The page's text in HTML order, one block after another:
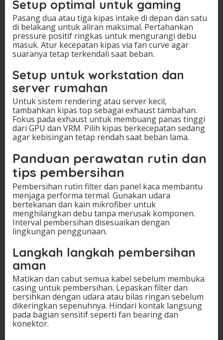
Setup optimal untuk gaming
Pasang dua atau tiga kipas intake di depan dan satu
di belakang untuk aliran maksimal. Pertahankan
pressure positif ringkas untuk mengurangi debu
masuk. Atur kecepatan kipas via fan curve agar
suaranya tetap terkendali saat beban.
Setup untuk workstation dan
server rumahan
Untuk sistem rendering atau server kecil,
tambahkan kipas top sebagai exhaust tambahan.
Fokus pada exhaust untuk membuang panas tinggi
dari GPU dan VRM. Pilih kipas berkecepatan sedang
agar kebisingan tetap rendah saat beban lama.
Panduan perawatan rutin dan
tips pembersihan
Pembersihan rutin filter dan panel kaca membantu
menjaga performa termal. Gunakan udara
bertekanan dan kain mikrofiber untuk
menghilangkan debu tanpa merusak komponen.
Interval pembersihan disesuaikan dengan
lingkungan penggunaan.
Langkah langkah pembersihan
aman
Matikan dan cabut semua kabel sebelum membuka
casing untuk pembersihan. Lepaskan filter dan
bersihkan dengan udara atau bilas ringan sebelum
dikeringkan sepenuhnya. Hindari kontak langsung
pada bagian sensitif seperti fan bearing dan
konektor.